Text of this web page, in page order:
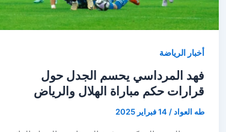
أخبار الرياضة
فهد المرداسي يحسم الجدل حول
قرارات حكم مباراة الهلال والرياض
طه العواد/ 14 فبراير 2025